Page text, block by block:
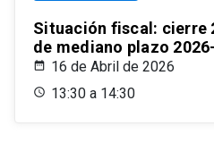
Situación fiscal: cierre
de mediano plazo
16 de Abril de 2026
13:30 a 14:30